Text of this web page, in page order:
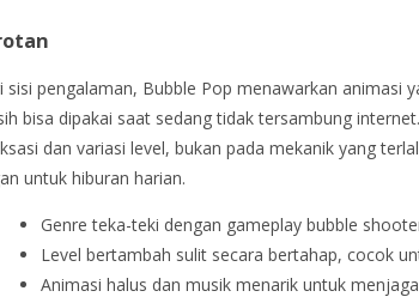
sisi pengalaman, Bubble Pop menawarkan animasi
bisa dipakai saat sedang tidak tersambung
dan variasi level, bukan pada mekanik yang
untuk hiburan harian.
Genre teka-teki dengan gameplay bubble
Level bertambah sulit secara bertahap, cocok
Animasi halus dan musik menarik untuk